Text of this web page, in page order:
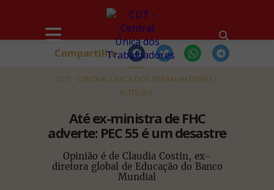
HOME
CUT - CENTRAL ÚNICA DOS TRABALHADORES
NOTÍCIAS
Até ex-ministra de FHC
adverte: PEC 55 é um desastre
Opinião é de Claudia Costin, ex-
diretora global de Educação do Banco
Mundial
Compartilhe